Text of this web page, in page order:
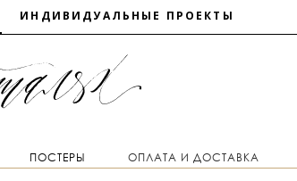
ИНДИВИДУАЛЬНЫЕ ПРОЕКТЫ
ПОСТЕРЫ ОПЛАТА И ДОСТАВКА